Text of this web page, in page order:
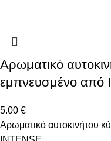
Αρωματικό
εμπνευσμένο από
5.00 €
Αρωματικό αυτοκινήτου